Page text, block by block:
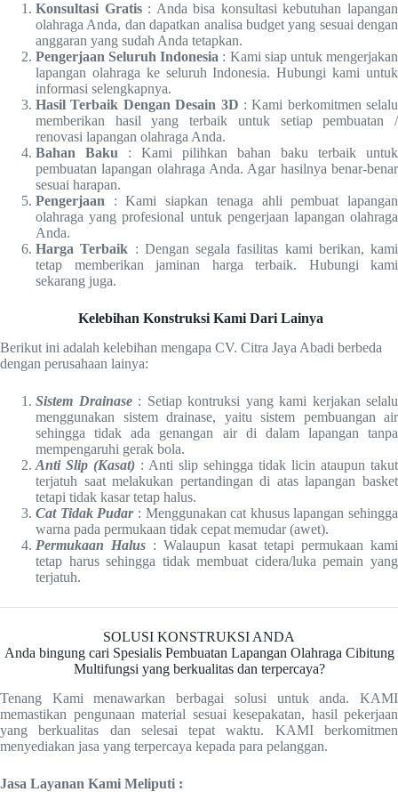
Konsultasi Gratis: Anda bisa konsultasi kebutuhan lapangan
olahraga Anda, dan dapatkan analisa budget yang sesuai dengan
anggaran yang sudah Anda tetapkan.
Pengerjaan Seluruh Indonesia : Kami siap untuk mengerjakan
lapangan olahraga ke seluruh Indonesia. Hubungi kami untuk
informasi selengkapnya.
Hasil Terbaik Dengan Desain 3D : Kami berkomitmen selalu
memberikan hasil yang terbaik untuk setiap pembuatan /
renovasi lapangan olahraga Anda.
Bahan Baku : Kami pilihkan bahan baku terbaik untuk
pembuatan lapangan olahraga Anda. Agar hasilnya benar-benar
sesuai harapan.
Pengerjaan : Kami siapkan tenaga ahli pembuat lapangan
olahraga yang profesional untuk pengerjaan lapangan olahraga
Anda.
Harga Terbaik : Dengan segala fasilitas kami berikan, kami
tetap memberikan jaminan harga terbaik. Hubungi kami
sekarang juga.
Kelebihan Konstruksi Kami Dari Lainya
Berikut ini adalah kelebihan mengapa CV. Citra Jaya Abadi berbeda
dengan perusahaan lainya:
Sistem Drainase: Setiap kontruksi yang kami kerjakan selalu
menggunakan sistem drainase, yaitu sistem pembuangan air
sehingga tidak ada genangan air di dalam lapangan tanpa
mempengaruhi gerak bola.
Anti Slip (Kasat) : Anti slip sehingga tidak licin ataupun takut
terjatuh saat melakukan pertandingan di atas lapangan basket
tetapi tidak kasar tetap halus.
Cat Tidak Pudar: Menggunakan cat khusus lapangan sehingga
warna pada permukaan tidak cepat memudar (awet).
Permukaan Halus : Walaupun kasat tetapi permukaan kami
tetap harus sehingga tidak membuat cidera/luka pemain yang
terjatuh.
SOLUSI KONSTRUKSI ANDA
Anda bingung cari Spesialis Pembuatan Lapangan Olahraga Cibitung
Multifungsi yang berkualitas dan terpercaya?
Tenang Kami menawarkan berbagai solusi untuk anda. KAMI
memastikan pengunaan material sesuai kesepakatan, hasil pekerjaan
yang berkualitas dan selesai tepat waktu. KAMI berkomitmen
menyediakan jasa yang terpercaya kepada para pelanggan.
Jasa Layanan Kami Meliputi :